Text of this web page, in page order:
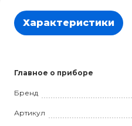
Характеристики
Главное о приборе
Бренд
Артикул